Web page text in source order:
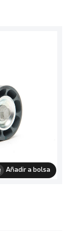
Añadir a bolsa